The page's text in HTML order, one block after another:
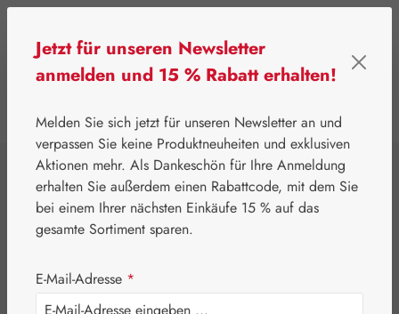
⌂ Leitner Lifecare
Blütenessenzen
Australian Bush Flowers Essences®
Old Man Banksia
Tropfen
Jetzt für unseren Newsletter
anmelden und 15 % Rabatt erhalten!
Melden Sie sich jetzt für unseren Newsletter an und
verpassen Sie keine Produktneuheiten und exklusiven
Aktionen mehr. Als Dankeschön für Ihre Anmeldung
erhalten Sie außerdem einen Rabattcode, mit dem Sie
bei einem Ihrer nächsten Einkäufe 15 % auf das
gesamte Sortiment sparen.
E-Mail-Adresse *